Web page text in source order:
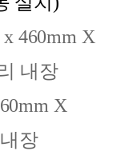
x 460mm X
내장
X
장